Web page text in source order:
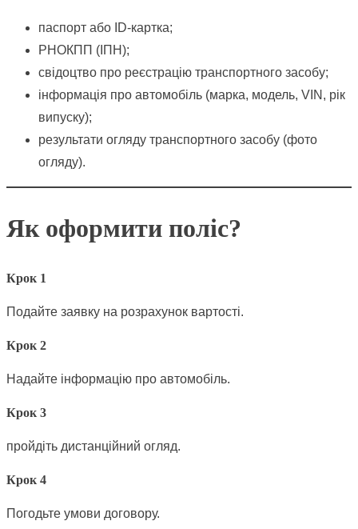
паспорт або ID-картка;
РНОКПП (ІПН);
свідоцтво про реєстрацію транспортного засобу;
інформація про автомобіль (марка, модель, VIN, рік
випуску);
результати огляду транспортного засобу (фото
огляду).
Як оформити поліс?
Крок 1
Подайте заявку на розрахунок вартості.
Крок 2
Надайте інформацію про автомобіль.
Крок 3
пройдіть дистанційний огляд.
Крок 4
Погодьте умови договору.